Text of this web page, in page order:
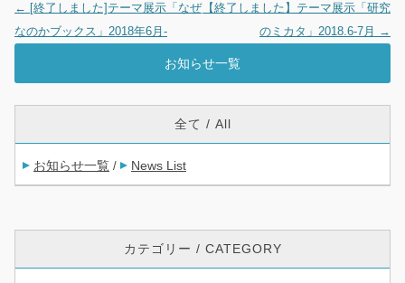
投稿ナビゲーション
← [終了しました]テーマ展示「なぜ
なのかブックス」2018年6月-
【終了しました】テーマ展示「研究
のミカタ」2018.6-7月 →
お知らせ一覧
全て / All
お知らせ一覧 / News List
カテゴリー / CATEGORY